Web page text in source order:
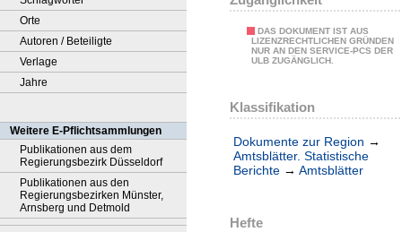
Orte
Autoren / Beteiligte
Verlage
Jahre
Weitere E-Pflichtsammlungen
Publikationen aus dem
Regierungsbezirk Düsseldorf
Publikationen aus den
Regierungsbezirken Münster,
Arnsberg und Detmold
DAS DOKUMENT IST AUS
LIZENZRECHTLICHEN GRÜNDEN
NUR AN DEN SERVICE-PCS DER
ULB ZUGÄNGLICH.
Klassifikation
Dokumente zur Region →
Amtsblätter. Statistische
Berichte → Amtsblätter
Hefte